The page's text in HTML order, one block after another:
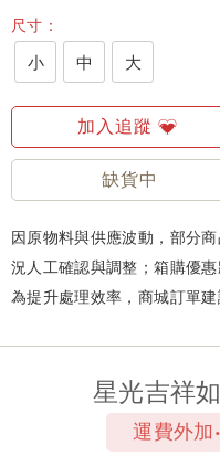
尺寸：
小 中 大
加入追蹤
缺貨中
因原物料與供應波動，部分
況人工確認與調整；箱購優
為提升處理效率，商城訂單
星光吉祥
運費外加